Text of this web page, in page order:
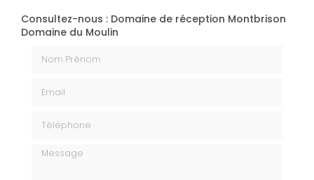
Consultez-nous : Domaine de réception Montbrison
Domaine du Moulin
Message